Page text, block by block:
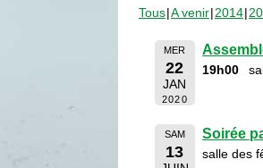
Tous A venir 2014
MER
22
JAN
2020
19h00
SAM
13
Soirée
salle des